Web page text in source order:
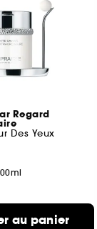
Regard
Des Yeux
au panier